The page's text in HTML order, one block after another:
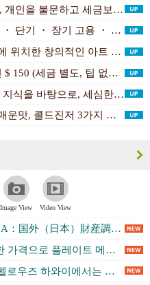
보고, 미국 회사 설...(Todd's Accounti...)
...(フェローズハワイ（正社員・派遣社員のご紹...)
인 아트 스튜디...(Art Tent Studio)
팁 없음). R...(Seitai Therapeutic C...)
한 설명과 대응으로...(Hawaii Lani Realty)
지 맛으로 골라보세...(Hawaii Sushi)
Image View Video View
産調書の提出義務 (Todd's Accounti...)
메뉴의 만족도를 높여... (EbiNomi)
까지 모든... (フェローズハワイ（お仕事探し）)